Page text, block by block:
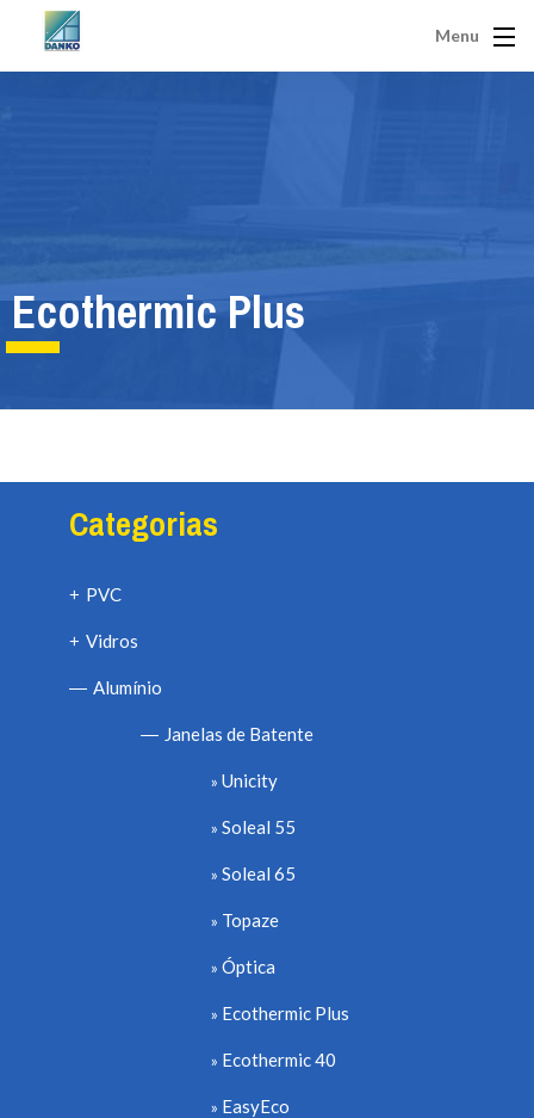
Menu
Ecothermic Plus
Categorias
+ PVC
+ Vidros
— Alumínio
— Janelas de Batente
Unicity
Soleal 55
Soleal 65
Topaze
Óptica
Ecothermic Plus
Ecothermic 40
EasyEco